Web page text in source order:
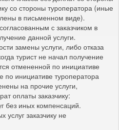
со стороны туроператора (иные
в письменном виде).
с заказчиком в
данной услуги.
замены услуги, либо отказа
турист не начал получение
отмененной по инициативе
по инициативе туроператора
на прочие услуги,
оплаты заказчику:
без иных компенсаций.
услуг заказчику не